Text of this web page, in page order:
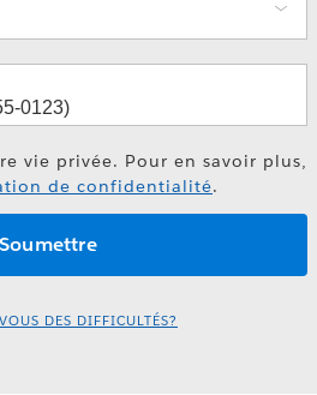
vie privée. Pour en savoir plus,
de confidentialité.
DES DIFFICULTÉS?